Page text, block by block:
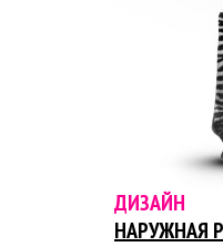
ДИЗАЙН
НАРУЖНАЯ